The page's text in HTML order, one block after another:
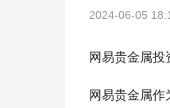
2024-06-05
网易贵金属投
网易贵金属